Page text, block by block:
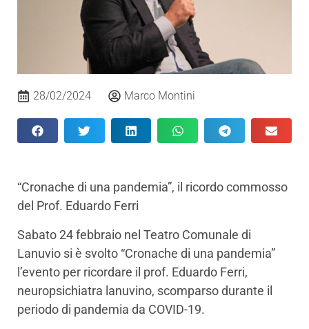
28/02/2024 Marco Montini
“Cronache di una pandemia”, il ricordo commosso
del Prof. Eduardo Ferri
Sabato 24 febbraio nel Teatro Comunale di
Lanuvio si è svolto “Cronache di una pandemia”
l’evento per ricordare il prof. Eduardo Ferri,
neuropsichiatra lanuvino, scomparso durante il
periodo di pandemia da COVID-19.